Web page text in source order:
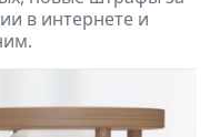
в интернете и